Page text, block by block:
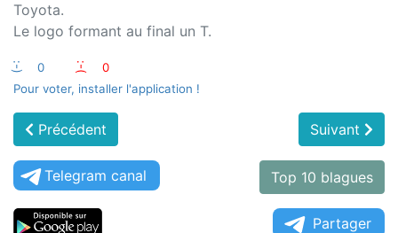
Toyota.
Le logo formant au final un T.
:-) 0 :-(
0
Pour voter, installer l'application !
Précédent Suivant
Telegram canal Top 10 blagues
Partager